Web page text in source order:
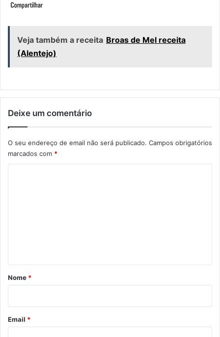
Veja também a receita Broas de Mel receita
(Alentejo)
Deixe um comentário
O seu endereço de email não será publicado. Campos obrigatórios
marcados com *
r
*
Nome *
Email *